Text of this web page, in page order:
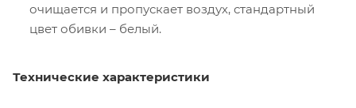
очищается и пропускает воздух, стандартный
цвет обивки – белый.
Технические характеристики